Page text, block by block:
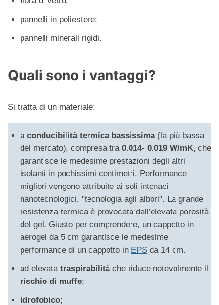
pannelli in poliestere:
pannelli minerali rigidi.
Quali sono i vantaggi?
Si tratta di un materiale:
aconducibilità termica bassissima(la più bassa
del mercato), compresa tra 0.014- 0.019 W/mK, che
garantisce le medesime prestazioni degli altri
isolanti in pochissimi centimetri. Performance
migliori vengono attribuite ai soli intonaci
nanotecnologici, "tecnologia agli albori". La grande
resistenza termica è provocata dall’elevata porosità
del gel. Giusto per comprendere, un cappotto in
aerogel da 5 cm garantisce le medesime
performance di un cappotto in EPS da 14 cm.
ad elevatatraspirabilità che riduce notevolmente il
rischio di muffe;
idrofobico;